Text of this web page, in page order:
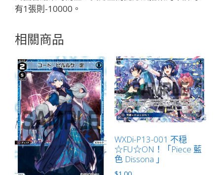
分
身
色
ミ
ュ
ウ
（繆）
」
數
量
有1張則-10000。
相關商品
WXDi-P13-001 不穏
☆FU☆ON！「Piece 藍
色 Dissona 」